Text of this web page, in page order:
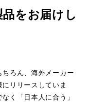
をお届けし
ろん、海外メーカー
リリースしていま
く「日本人に合う」